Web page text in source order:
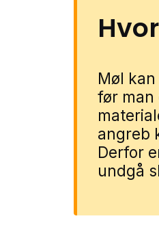
Møl
før man
angreb
Derfor
undgå